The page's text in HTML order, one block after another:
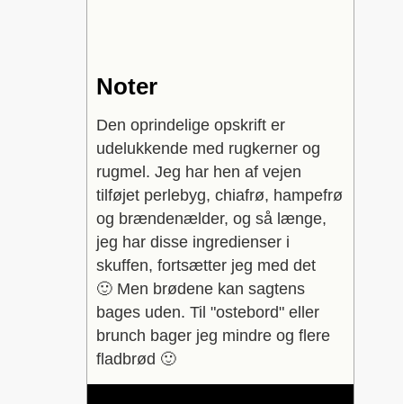
Noter
Den oprindelige opskrift er
udelukkende med rugkerner og
rugmel. Jeg har hen af vejen
tilføjet perlebyg, chiafrø, hampefrø
og brændenælder, og så længe,
jeg har disse ingredienser i
skuffen, fortsætter jeg med det
🙂 Men brødene kan sagtens
bages uden. Til "ostebord" eller
brunch bager jeg mindre og flere
fladbrød 🙂